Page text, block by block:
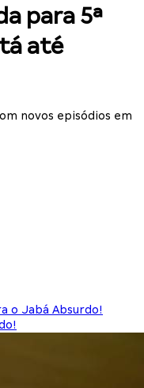
para 5ª
até
novos episódios em
o Jabá Absurdo!